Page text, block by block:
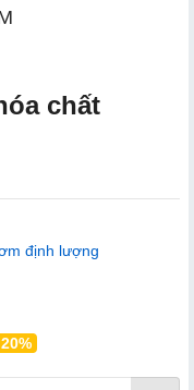
chất
định lượng
20%